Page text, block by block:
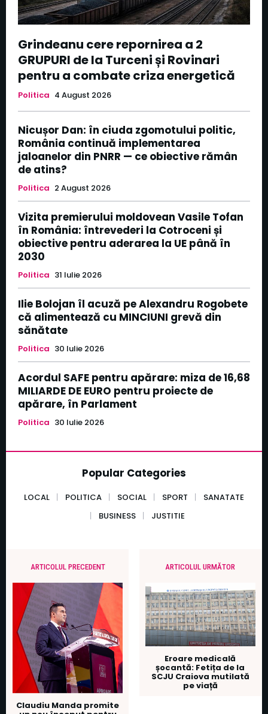
Grindeanu cere repornirea a 2
GRUPURI de la Turceni și Rovinari
pentru a combate criza energetică
Politica 4 August 2026
Nicușor Dan: în ciuda zgomotului politic,
România continuă implementarea
jaloanelor din PNRR — ce obiective rămân
de atins?
Politica 2 August 2026
Vizita premierului moldovean Vasile Tofan
în România: întrevederi la Cotroceni și
obiective pentru aderarea la UE până în
2030
Politica 31 Iulie 2026
Ilie Bolojan îl acuză pe Alexandru Rogobete
că alimentează cu MINCIUNI grevă din
sănătate
Politica 30 Iulie 2026
Acordul SAFE pentru apărare: miza de 16,68
MILIARDE DE EURO pentru proiecte de
apărare, în Parlament
Politica 30 Iulie 2026
Popular Categories
LOCAL POLITICA SOCIAL SPORT
SANATATE
BUSINESS
JUSTITIE
ARTICOLUL PRECEDENT
Claudiu Manda promite
ARTICOLUL URMĂTOR
Eroare medicală
șocantă: Fetița de la
SCJU Craiova mutilată
pe viață